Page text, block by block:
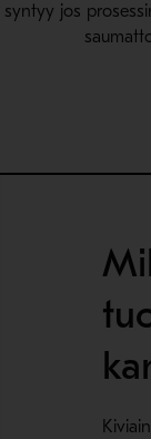
syntyy jos